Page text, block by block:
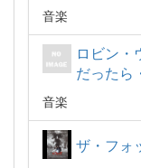
音楽
ロビン・
だったら
音楽
ザ・フォ